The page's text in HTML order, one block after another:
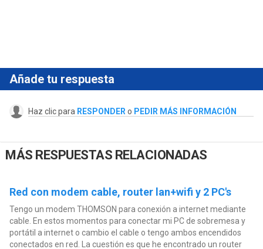
Añade tu respuesta
Haz clic para RESPONDER o PEDIR MÁS INFORMACIÓN
MÁS RESPUESTAS RELACIONADAS
Red con modem cable, router lan+wifi y 2 PC's
Tengo un modem THOMSON para conexión a internet mediante
cable. En estos momentos para conectar mi PC de sobremesa y
portátil a internet o cambio el cable o tengo ambos encendidos
conectados en red. La cuestión es que he encontrado un router